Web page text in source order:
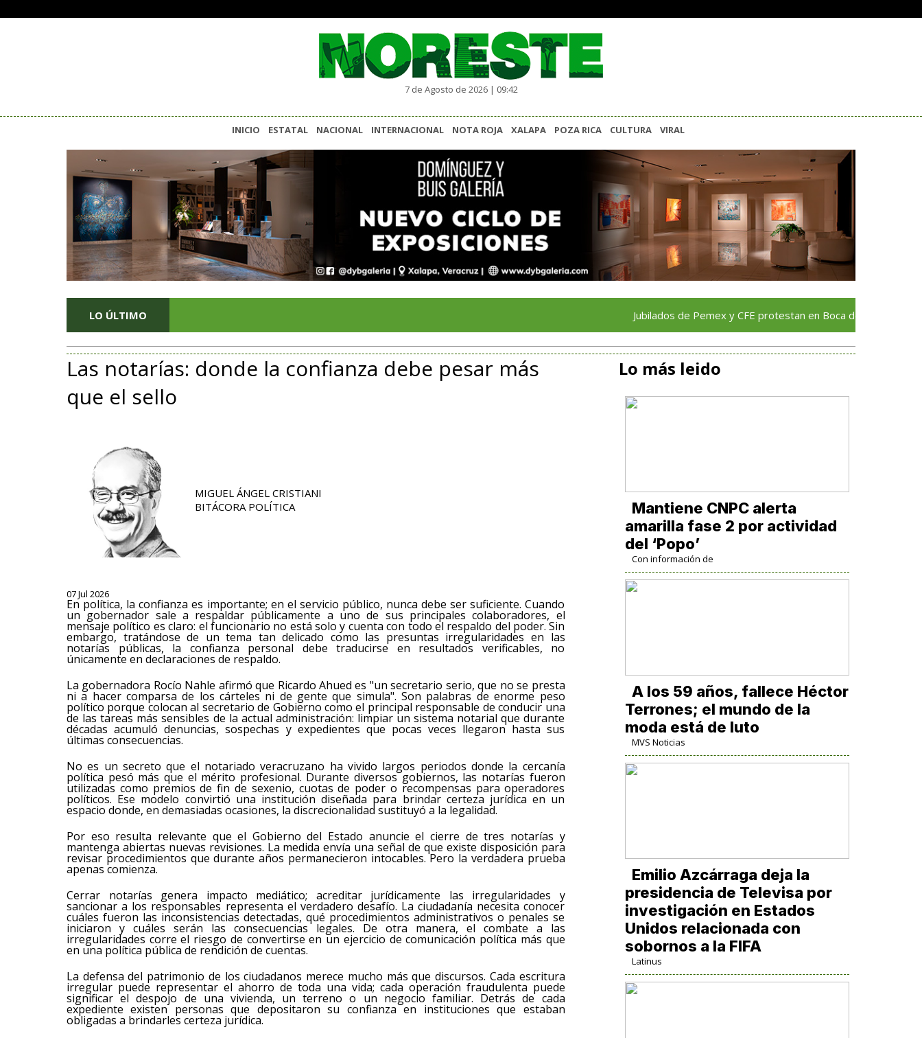
7 de Agosto de 2026 | 09:42
INICIO ESTATAL NACIONAL INTERNACIONAL NOTA ROJA XALAPA POZA RICA CULTURA VIRAL
LO ÚLTIMO Jubilados de Pemex y CFE protestan en Boca del Río contra reducción
Las notarías: donde la confianza debe pesar más
que el sello
MIGUEL ÁNGEL CRISTIANI
BITÁCORA POLÍTICA
07 Jul 2026
En política, la confianza es importante; en el servicio público, nunca debe ser suficiente. Cuando
un gobernador sale a respaldar públicamente a uno de sus principales colaboradores, el
mensaje político es claro: el funcionario no está solo y cuenta con todo el respaldo del poder. Sin
embargo, tratándose de un tema tan delicado como las presuntas irregularidades en las
notarías públicas, la confianza personal debe traducirse en resultados verificables, no
únicamente en declaraciones de respaldo.
La gobernadora Rocío Nahle afirmó que Ricardo Ahued es "un secretario serio, que no se presta
ni a hacer comparsa de los cárteles ni de gente que simula". Son palabras de enorme peso
político porque colocan al secretario de Gobierno como el principal responsable de conducir una
de las tareas más sensibles de la actual administración: limpiar un sistema notarial que durante
décadas acumuló denuncias, sospechas y expedientes que pocas veces llegaron hasta sus
últimas consecuencias.
No es un secreto que el notariado veracruzano ha vivido largos periodos donde la cercanía
política pesó más que el mérito profesional. Durante diversos gobiernos, las notarías fueron
utilizadas como premios de fin de sexenio, cuotas de poder o recompensas para operadores
políticos. Ese modelo convirtió una institución diseñada para brindar certeza jurídica en un
espacio donde, en demasiadas ocasiones, la discrecionalidad sustituyó a la legalidad.
Por eso resulta relevante que el Gobierno del Estado anuncie el cierre de tres notarías y
mantenga abiertas nuevas revisiones. La medida envía una señal de que existe disposición para
revisar procedimientos que durante años permanecieron intocables. Pero la verdadera prueba
apenas comienza.
Cerrar notarías genera impacto mediático; acreditar jurídicamente las irregularidades y
sancionar a los responsables representa el verdadero desafío. La ciudadanía necesita conocer
cuáles fueron las inconsistencias detectadas, qué procedimientos administrativos o penales se
iniciaron y cuáles serán las consecuencias legales. De otra manera, el combate a las
irregularidades corre el riesgo de convertirse en un ejercicio de comunicación política más que
en una política pública de rendición de cuentas.
La defensa del patrimonio de los ciudadanos merece mucho más que discursos. Cada escritura
irregular puede representar el ahorro de toda una vida; cada operación fraudulenta puede
significar el despojo de una vivienda, un terreno o un negocio familiar. Detrás de cada
expediente existen personas que depositaron su confianza en instituciones que estaban
obligadas a brindarles certeza jurídica.
Lo más leido
Mantiene CNPC alerta
amarilla fase 2 por actividad
del ‘Popo’
Con información de
A los 59 años, fallece Héctor
Terrones; el mundo de la
moda está de luto
MVS Noticias
Emilio Azcárraga deja la
presidencia de Televisa por
investigación en Estados
Unidos relacionada con
sobornos a la FIFA
Latinus